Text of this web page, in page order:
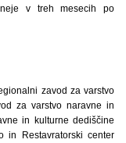
v treh mesecih po
zavod za varstvo
za varstvo naravne in
in kulturne dediščine
in Restavratorski center